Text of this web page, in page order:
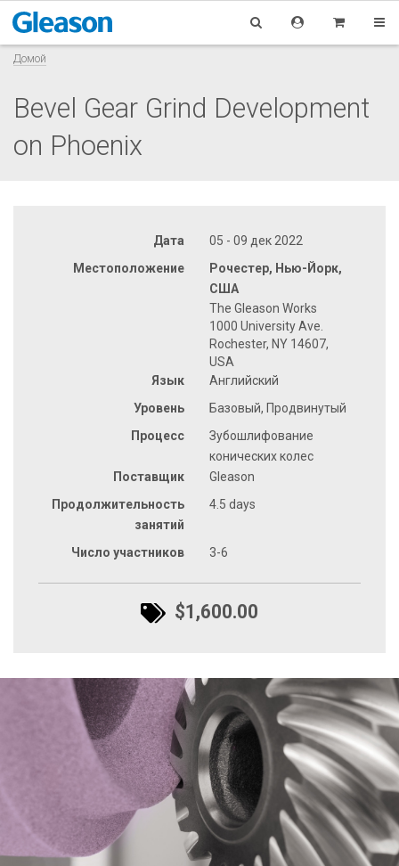
Домой
Bevel Gear Grind Development
on Phoenix
Дата
05 - 09 дек 2022
Местоположение
Рочестер, Нью-Йорк,
США
The Gleason Works
1000 University Ave.
Rochester, NY 14607,
USA
Язык
Английский
Уровень
Базовый, Продвинутый
Процесс
Зубошлифование
конических колес
Поставщик
Gleason
Продолжительность
занятий
4.5 days
Число участников 3-6
$1,600.00